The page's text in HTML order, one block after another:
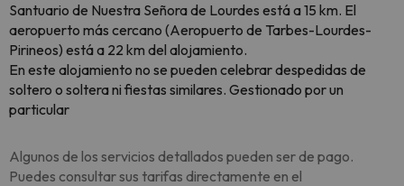
Santuario de Nuestra Señora de Lourdes está a 15 km. El
aeropuerto más cercano (Aeropuerto de Tarbes-Lourdes-
Pirineos) está a 22 km del alojamiento.
En este alojamiento no se pueden celebrar despedidas de
soltero o soltera ni fiestas similares. Gestionado por un
particular
Algunos de los servicios detallados pueden ser de pago.
Puedes consultar sus tarifas directamente en el